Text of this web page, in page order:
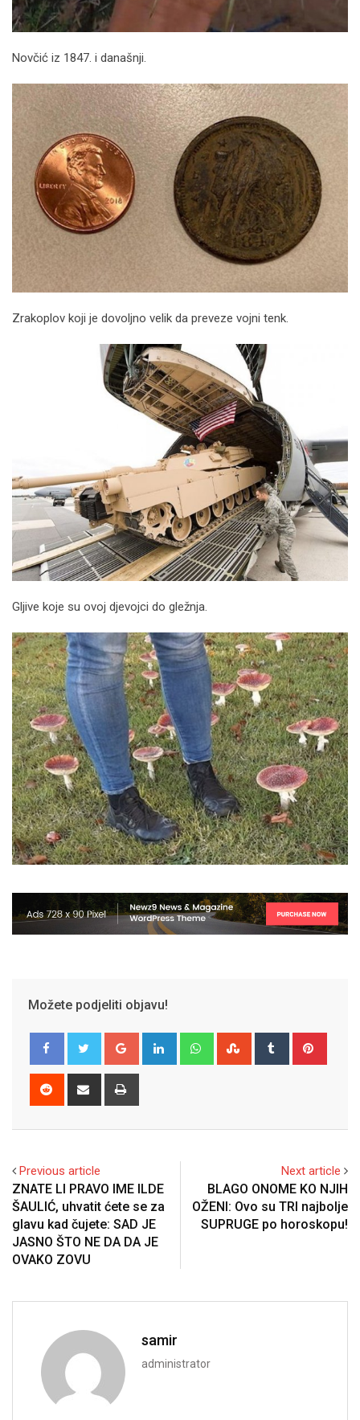
Novčić iz 1847. i današnji.
Zrakoplov koji je dovoljno velik da preveze vojni tenk.
Gljive koje su ovoj djevojci do gležnja.
Možete podjeliti objavu!
Google+ LinkedIn WhatsappStumbleUpon
Tumblr
Reddit
Share
Previous article
ZNATE LI PRAVO IME ILDE
ŠAULIĆ, uhvatit ćete se za
glavu kad čujete: SAD JE
JASNO ŠTO NE DA DA JE
OVAKO ZOVU
Next article
BLAGO ONOME KO NJIH
OŽENI: Ovo su TRI najbolje
SUPRUGE po horoskopu!
samir
administrator